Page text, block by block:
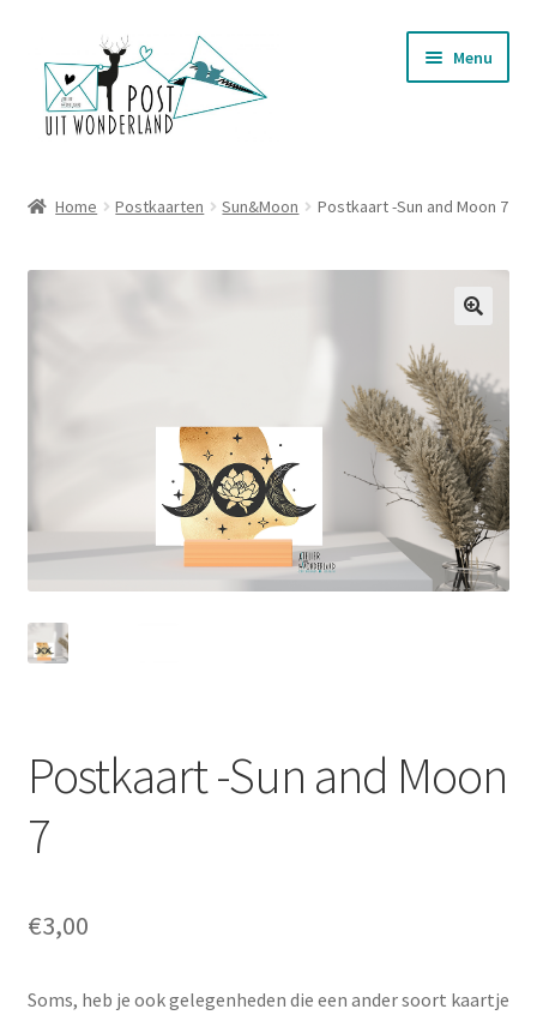
door
naar
navigatie
naar
inhoud
Menu
Telefoonhoesjes
Totebags
Home Postkaarten Sun&Moon Postkaart -Sun and Moon 7
Postkaart -Sun and Moon
7
€3,00
Soms, heb je ook gelegenheden die een ander soort kaartje